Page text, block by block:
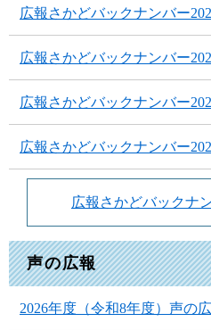
広報さかどバックナンバー
広報さかどバックナンバー
広報さかどバックナンバー
広報さかどバックナンバー
広報さかどバックナ
声の広報
2026年度（令和8年度）声の